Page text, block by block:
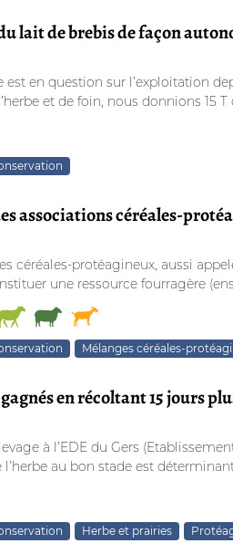
lait de brebis de façon
est en question sur l’exploitation
et de foin, nous donnions 15
associations céréales-
céréales-protéagineux, aussi
une ressource fourragère
Mélanges céréales-
en récoltant 15 jours
à l’EDE du Gers
l’herbe au bon stade est
Herbe et prairies